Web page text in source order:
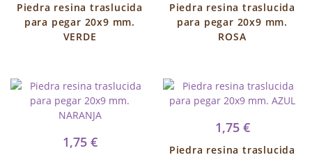
Piedra resina traslucida
para pegar 20x9 mm.
VERDE
Piedra resina traslucida
para pegar 20x9 mm.
ROSA
1,75 €
1,75 €
Piedra resina traslucida